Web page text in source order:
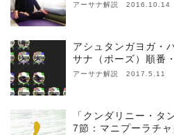
アーサナ解説 2016.10.14
アシュタンガヨガ・
サナ（ポーズ）順番
アーサナ解説 2017.5.11
「クンダリニー・タ
7節：マニプーラチ